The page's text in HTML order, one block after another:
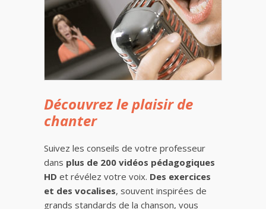
Découvrez le plaisir de
chanter
Suivez les conseils de votre professeur
dans plus de 200 vidéos pédagogiques
HD et révélez votre voix. Des exercices
et des vocalises, souvent inspirées de
grands standards de la chanson, vous